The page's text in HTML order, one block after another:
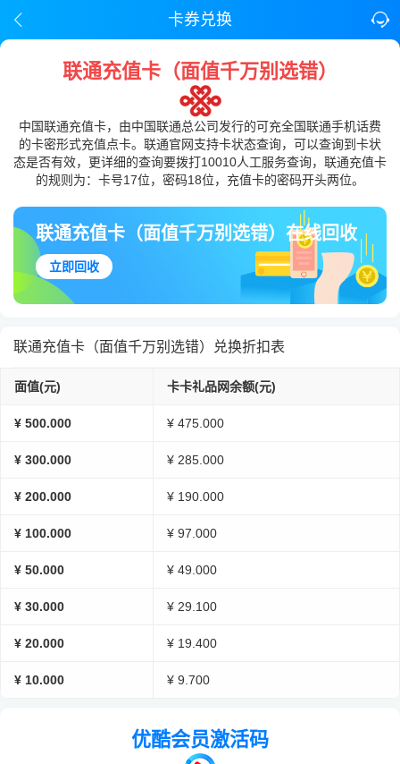
卡券兑换
联通充值卡（面值千万别选错）
中国联通充值卡，由中国联通总公司发行的可充全国联通手机话费
的卡密形式充值点卡。联通官网支持卡状态查询，可以查询到卡状
态是否有效，更详细的查询要拨打10010人工服务查询，联通充值卡
的规则为：卡号17位，密码18位，充值卡的密码开头两位。
联通充值卡（面值千万别选错）在线回收
立即回收
联通充值卡（面值千万别选错）兑换折扣表
面值(元) 卡卡礼品网余额(元)
¥ 500.000 ¥ 475.000
¥ 300.000 ¥ 285.000
¥ 200.000 ¥ 190.000
¥ 100.000 ¥ 97.000
¥ 50.000 ¥ 49.000
¥ 30.000 ¥ 29.100
¥ 20.000 ¥ 19.400
¥ 10.000 ¥ 9.700
优酷会员激活码